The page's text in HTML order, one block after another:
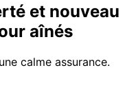
et nouveau
aînés
calme assurance.